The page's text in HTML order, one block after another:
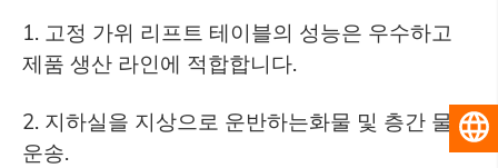
1. 고정 가위 리프트 테이블의 성능은 우수하고
제품 생산 라인에 적합합니다.
2. 지하실을 지상으로 운반하는화물 및 층간 물품
운송.
한국어